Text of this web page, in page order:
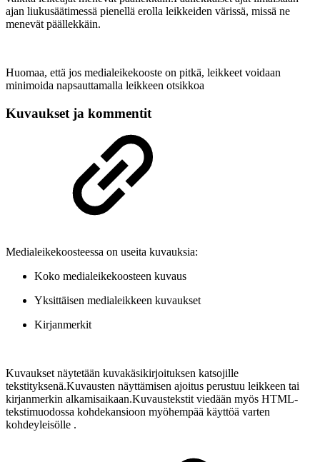
ajan liukusäätimessä pienellä erolla leikkeiden värissä, missä ne
menevät päällekkäin.
Huomaa, että jos medialeikekooste on pitkä, leikkeet voidaan
minimoida napsauttamalla leikkeen otsikkoa
Kuvaukset ja kommentit
Medialeikekoosteessa on useita kuvauksia:
Koko medialeikekoosteen kuvaus
Yksittäisen medialeikkeen kuvaukset
Kirjanmerkit
Kuvaukset näytetään kuvakäsikirjoituksen katsojille
tekstityksenä.Kuvausten näyttämisen ajoitus perustuu leikkeen tai
kirjanmerkin alkamisaikaan.Kuvaustekstit viedään myös HTML-
tekstimuodossa kohdekansioon myöhempää käyttöä varten
kohdeyleisölle .